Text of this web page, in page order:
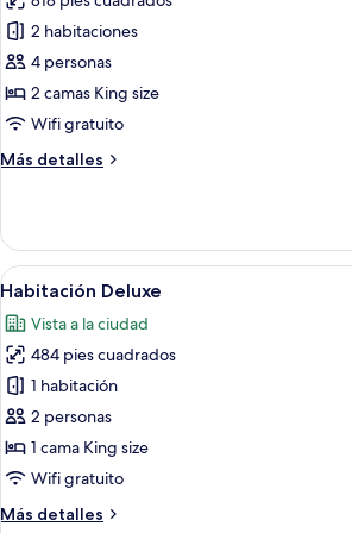
de
Suite
ejecutiva
2 habitaciones
4 personas
2 camas King size
Wifi gratuito
Más detalles
Más
ejecutiva
Abrir
todas
las
fotos
de
Habitación
Deluxe
2
Habitación Deluxe
Vista a la ciudad
484 pies cuadrados
1 habitación
2 personas
1 cama King size
Wifi gratuito
Más detalles
Más